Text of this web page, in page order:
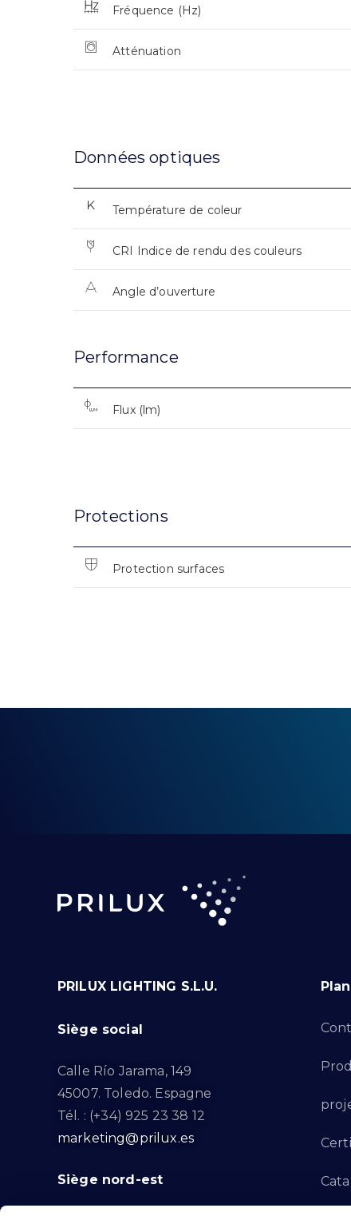
Fréquence (Hz)
Atténuation
Données optiques
Température de coleur
CRI Indice de rendu des couleurs
Angle d’ouverture
Performance
Flux (lm)
Protections
Protection surfaces
PRILUX LIGHTING S.L.U.
Siège social
Calle Río Jarama, 149
45007. Toledo. Espagne
Tél. : (+34) 925 23 38 12
marketing@prilux.es
Siège nord-est